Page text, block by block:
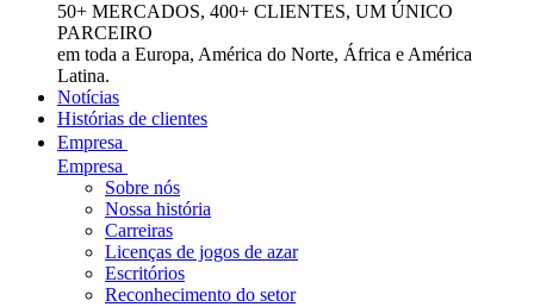
50+ MERCADOS, 400+ CLIENTES, UM ÚNICO
PARCEIRO
em toda a Europa, América do Norte, África e América
Latina.
Notícias
Histórias de clientes
Empresa
Empresa
Sobre nós
Nossa história
Carreiras
Licenças de jogos de azar
Escritórios
Reconhecimento do setor